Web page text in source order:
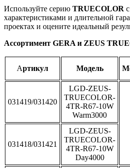
Используйте серию TRUECOLOR
характеристиками и длительной
проектах и оцените идеальный
Ассортимент GERA и ZEUS
Артикул Модель
031419/031420
LGD-ZEUS-
TRUECOLOR-
4TR-R67-10W
Warm3000
031418/031421
LGD-ZEUS-
TRUECOLOR-
4TR-R67-10W
Day4000